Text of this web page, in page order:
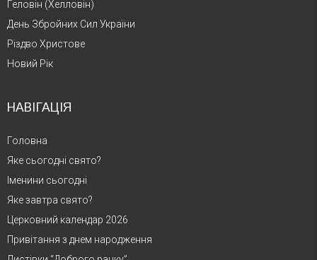
Геловін (Хелловін)
День Збройних Сил України
Різдво Христове
Новий Рік
НАВІГАЦІЯ
Головна
Яке сьогодні свято?
Іменини сьогодні
Яке завтра свято?
Церковний календар 2026
Привітання з днем народження